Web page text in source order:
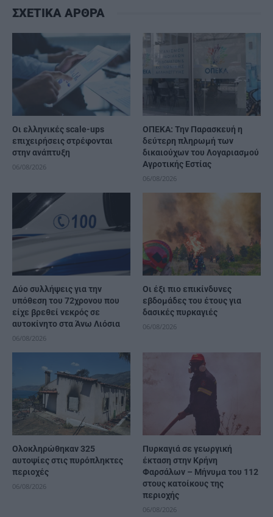
ΣΧΕΤΙΚΑ ΑΡΘΡΑ
Οι ελληνικές scale-ups
επιχειρήσεις στρέφονται
στην ανάπτυξη
06/08/2026
ΟΠΕΚΑ: Την Παρασκευή η
δεύτερη πληρωμή των
δικαιούχων του Λογαριασμού
Αγροτικής Εστίας
06/08/2026
Δύο συλλήψεις για την
υπόθεση του 72χρονου που
είχε βρεθεί νεκρός σε
αυτοκίνητο στα Άνω Λιόσια
06/08/2026
Οι έξι πιο επικίνδυνες
εβδομάδες του έτους για
δασικές πυρκαγιές
06/08/2026
Ολοκληρώθηκαν 325
αυτοψίες στις πυρόπληκτες
περιοχές
06/08/2026
Πυρκαγιά σε γεωργική
έκταση στην Κρήνη
Φαρσάλων – Μήνυμα του 112
στους κατοίκους της
περιοχής
06/08/2026